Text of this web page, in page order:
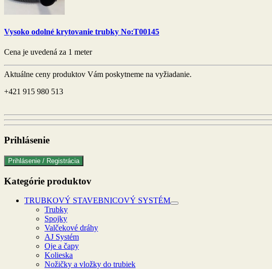
Vysoko odolné krytovanie trubky No:T00145
Cena je uvedená za 1 meter
Aktuálne ceny produktov Vám poskytneme na vyžiadanie.
+421 915 980 513
Prihlásenie
Prihlásenie / Registrácia
Kategórie produktov
TRUBKOVÝ STAVEBNICOVÝ SYSTÉM
Trubky
Spojky
Valčekové dráhy
AJ Systém
Oje a čapy
Kolieska
Nožičky a vložky do trubiek